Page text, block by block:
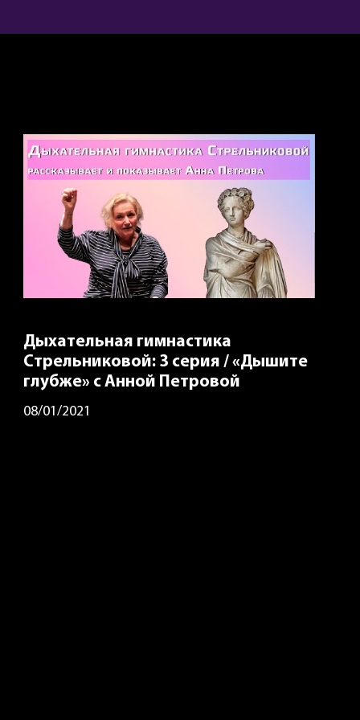
Дыхательная гимнастика
Стрельниковой: 3 серия / «Дышите
глубже» с Анной Петровой
08/01/2021